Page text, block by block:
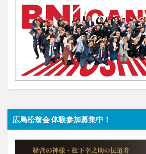
広島松翁会 体験参加募集中！